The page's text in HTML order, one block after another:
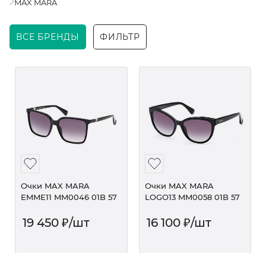
MAX MARA
ВСЕ БРЕНДЫ ФИЛЬТР
Очки MAX MARA
EMME11 MM0046 01B 57
19 450 ₽/шт
Очки MAX MARA
LOGO13 MM0058 01B 57
16 100₽/шт